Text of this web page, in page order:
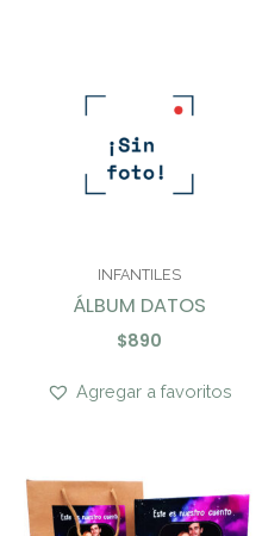
INFANTILES
ÁLBUM DATOS
$890
Agregar a favoritos